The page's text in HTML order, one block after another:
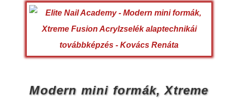
Modern mini formák, Xtreme